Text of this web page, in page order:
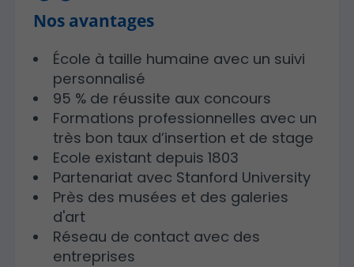
Nos avantages
École à taille humaine avec un suivi
personnalisé
95 % de réussite aux concours
Formations professionnelles avec un
très bon taux d’insertion et de stage
Ecole existant depuis 1803
Partenariat avec Stanford University
Près des musées et des galeries
d'art
Réseau de contact avec des
entreprises